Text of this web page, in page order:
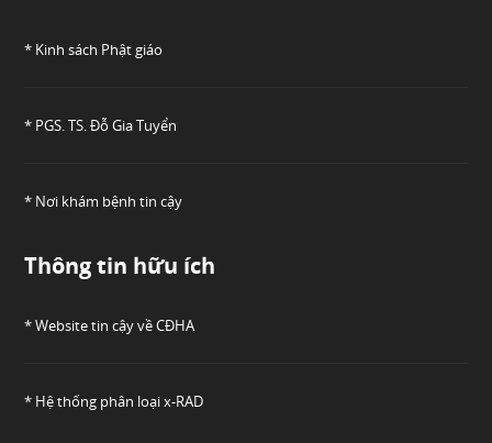
* Kinh sách Phật giáo
* PGS. TS. Đỗ Gia Tuyển
* Nơi khám bệnh tin cậy
Thông tin hữu ích
* Website tin cậy về CĐHA
* Hệ thống phân loại x-RAD